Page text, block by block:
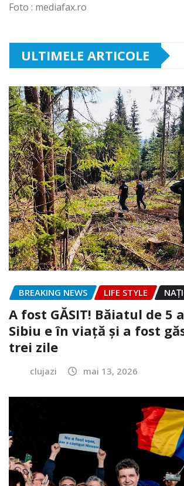
Foto : mediafax.ro
ULTIMELE ARTICOLE
BREAKING NEWS LIFE STYLE
A fost GĂSIT! Băiatul de 5
Sibiu e în viață și a fost
trei zile
clujazi mai 13, 2026